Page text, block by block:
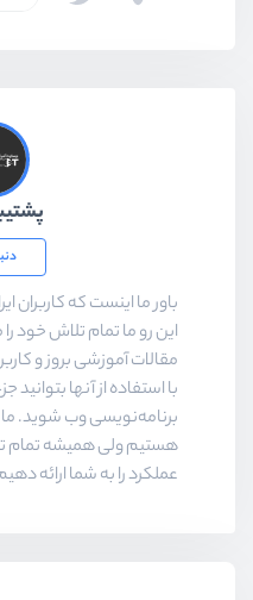
باور ما اینست که کاربران
این رو ما تمام تلاش خود
مقالات آموزشی بروز و
با استفاده از آنها
برنامه‌نویسی وب شوید.
هستیم ولی همیشه تمام
عملکرد را به شما ارائه